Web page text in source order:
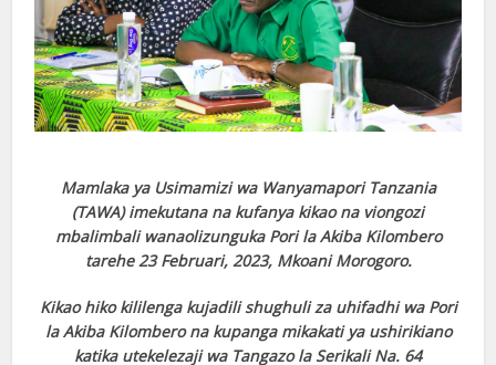
Mamlaka ya Usimamizi wa Wanyamapori Tanzania
(TAWA) imekutana na kufanya kikao na viongozi
mbalimbali wanaolizunguka Pori la Akiba Kilombero
tarehe 23 Februari, 2023, Mkoani Morogoro.
Kikao hiko kililenga kujadili shughuli za uhifadhi wa Pori
la Akiba Kilombero na kupanga mikakati ya ushirikiano
katika utekelezaji wa Tangazo la Serikali Na. 64